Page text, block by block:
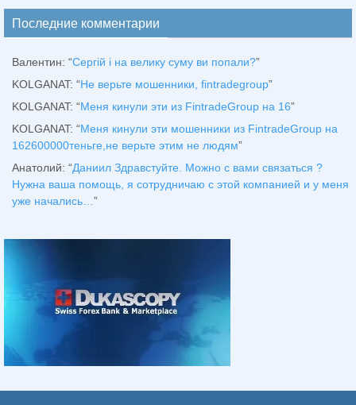
Последние комментарии
Валентин: “Сергій і на велику суму ви попали?”
KOLGANAT: “Не верьте мошенники, fintradegroup”
KOLGANAT: “Меня кинули эти из FintradeGroup на 16”
KOLGANAT: “Меня кинули эти мошенники из FintradeGroup на
162600000теньге,не верьте этим не людям”
Анатолий: “Даниил Здравстуйте. Можно с вами связаться ?
Нужна ваша помощь, я сотрудничаю с этой компанией и у меня
уже начались… ”